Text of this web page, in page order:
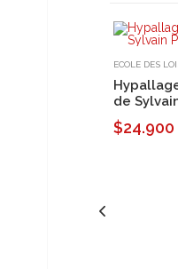
ECOLE DES
de
$24.900